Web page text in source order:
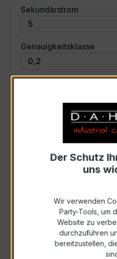
Sekundärstrom
Genauigkeitsklasse
Auswahl
Art. Nr.:57523
Zur
Anfrage
Der Schutz
uns
Wir verwenden
Party-Tools, um
Website zu
durchzuführen
bereitzustellen,